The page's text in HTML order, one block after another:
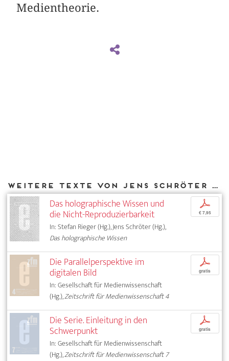
Medientheorie.
Weitere Texte von Jens Schröter bei DIAPHANES
Das holographische Wissen und
die Nicht-Reproduzierbarkeit
In: Stefan Rieger (Hg.), Jens Schröter (Hg.),
Das holographische Wissen
p
€ 7,95
Die Parallelperspektive im
digitalen Bild
In: Gesellschaft für Medienwissenschaft
(Hg.),Zeitschrift für Medienwissenschaft 4
p
gratis
Die Serie. Einleitung in den
Schwerpunkt
In: Gesellschaft für Medienwissenschaft
(Hg.),Zeitschrift für Medienwissenschaft 7
p
gratis